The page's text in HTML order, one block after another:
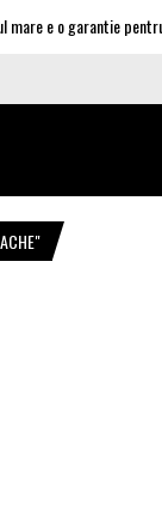
e o garantie pentru